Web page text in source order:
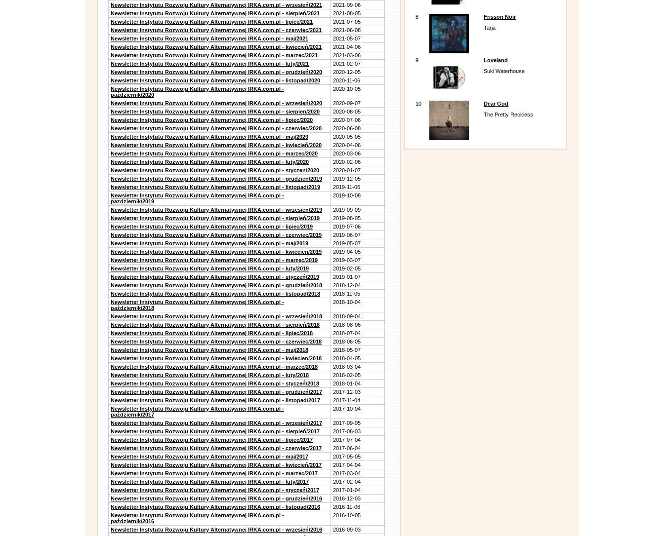
Newsletter Instytutu Rozwoju Kultury Alternatywnej IRKA.com.pl - wrzesień/2021
2021-09-06
Newsletter Instytutu Rozwoju Kultury Alternatywnej IRKA.com.pl - sierpień/2021
2021-08-05
Newsletter Instytutu Rozwoju Kultury Alternatywnej IRKA.com.pl - lipiec/2021
2021-07-05
Newsletter Instytutu Rozwoju Kultury Alternatywnej IRKA.com.pl - czerwiec/2021
2021-06-08
Newsletter Instytutu Rozwoju Kultury Alternatywnej IRKA.com.pl - maj/2021
2021-05-07
Newsletter Instytutu Rozwoju Kultury Alternatywnej IRKA.com.pl - kwiecień/2021
2021-04-06
Newsletter Instytutu Rozwoju Kultury Alternatywnej IRKA.com.pl - marzec/2021
2021-03-06
Newsletter Instytutu Rozwoju Kultury Alternatywnej IRKA.com.pl - luty/2021
2021-02-07
Newsletter Instytutu Rozwoju Kultury Alternatywnej IRKA.com.pl - grudzień/2020
2020-12-05
Newsletter Instytutu Rozwoju Kultury Alternatywnej IRKA.com.pl - listopad/2020
2020-11-06
Newsletter Instytutu Rozwoju Kultury Alternatywnej IRKA.com.pl -
październik/2020
2020-10-05
Newsletter Instytutu Rozwoju Kultury Alternatywnej IRKA.com.pl - wrzesień/2020
2020-09-07
Newsletter Instytutu Rozwoju Kultury Alternatywnej IRKA.com.pl - sierpien/2020
2020-08-05
Newsletter Instytutu Rozwoju Kultury Alternatywnej IRKA.com.pl - lipiec/2020
2020-07-06
Newsletter Instytutu Rozwoju Kultury Alternatywnej IRKA.com.pl - czerwiec/2020
2020-06-08
Newsletter Instytutu Rozwoju Kultury Alternatywnej IRKA.com.pl - maj/2020
2020-05-05
Newsletter Instytutu Rozwoju Kultury Alternatywnej IRKA.com.pl - kwiecień/2020
2020-04-06
Newsletter Instytutu Rozwoju Kultury Alternatywnej IRKA.com.pl - marzec/2020
2020-03-06
Newsletter Instytutu Rozwoju Kultury Alternatywnej IRKA.com.pl - luty/2020
2020-02-06
Newsletter Instytutu Rozwoju Kultury Alternatywnej IRKA.com.pl - styczen/2020
2020-01-07
Newsletter Instytutu Rozwoju Kultury Alternatywnej IRKA.com.pl - grudzien/2019
2019-12-05
Newsletter Instytutu Rozwoju Kultury Alternatywnej IRKA.com.pl - listopad/2019
2019-11-06
Newsletter Instytutu Rozwoju Kultury Alternatywnej IRKA.com.pl -
pazdziernik/2019
2019-10-08
Newsletter Instytutu Rozwoju Kultury Alternatywnej IRKA.com.pl - wrzesien/2019
2019-09-09
Newsletter Instytutu Rozwoju Kultury Alternatywnej IRKA.com.pl - sierpień/2019
2019-08-05
Newsletter Instytutu Rozwoju Kultury Alternatywnej IRKA.com.pl - lipiec/2019
2019-07-06
Newsletter Instytutu Rozwoju Kultury Alternatywnej IRKA.com.pl - czerwiec/2019
2019-06-07
Newsletter Instytutu Rozwoju Kultury Alternatywnej IRKA.com.pl - maj/2019
2019-05-07
Newsletter Instytutu Rozwoju Kultury Alternatywnej IRKA.com.pl - kwiecien/2019
2019-04-05
Newsletter Instytutu Rozwoju Kultury Alternatywnej IRKA.com.pl - marzec/2019
2019-03-07
Newsletter Instytutu Rozwoju Kultury Alternatywnej IRKA.com.pl - luty/2019
2019-02-05
Newsletter Instytutu Rozwoju Kultury Alternatywnej IRKA.com.pl - styczeń/2019
2019-01-07
Newsletter Instytutu Rozwoju Kultury Alternatywnej IRKA.com.pl - grudzień/2018
2018-12-04
Newsletter Instytutu Rozwoju Kultury Alternatywnej IRKA.com.pl - listopad/2018
2018-11-05
Newsletter Instytutu Rozwoju Kultury Alternatywnej IRKA.com.pl -
październik/2018
2018-10-04
Newsletter Instytutu Rozwoju Kultury Alternatywnej IRKA.com.pl - wrzesień/2018
2018-09-04
Newsletter Instytutu Rozwoju Kultury Alternatywnej IRKA.com.pl - sierpień/2018
2018-08-06
Newsletter Instytutu Rozwoju Kultury Alternatywnej IRKA.com.pl - lipiec/2018
2018-07-04
Newsletter Instytutu Rozwoju Kultury Alternatywnej IRKA.com.pl - czerwiec/2018
2018-06-05
Newsletter Instytutu Rozwoju Kultury Alternatywnej IRKA.com.pl - maj/2018
2018-05-07
Newsletter Instytutu Rozwoju Kultury Alternatywnej IRKA.com.pl - kwiecien/2018
2018-04-05
Newsletter Instytutu Rozwoju Kultury Alternatywnej IRKA.com.pl - marzec/2018
2018-03-04
Newsletter Instytutu Rozwoju Kultury Alternatywnej IRKA.com.pl - luty/2018
2018-02-05
Newsletter Instytutu Rozwoju Kultury Alternatywnej IRKA.com.pl - styczeń/2018
2018-01-04
Newsletter Instytutu Rozwoju Kultury Alternatywnej IRKA.com.pl - grudzień/2017
2017-12-03
Newsletter Instytutu Rozwoju Kultury Alternatywnej IRKA.com.pl - listopad/2017
2017-11-04
Newsletter Instytutu Rozwoju Kultury Alternatywnej IRKA.com.pl -
październik/2017
2017-10-04
Newsletter Instytutu Rozwoju Kultury Alternatywnej IRKA.com.pl - wrzesień/2017
2017-09-05
Newsletter Instytutu Rozwoju Kultury Alternatywnej IRKA.com.pl - sierpień/2017
2017-08-03
Newsletter Instytutu Rozwoju Kultury Alternatywnej IRKA.com.pl - lipiec/2017
2017-07-04
Newsletter Instytutu Rozwoju Kultury Alternatywnej IRKA.com.pl - czerwiec/2017
2017-06-04
Newsletter Instytutu Rozwoju Kultury Alternatywnej IRKA.com.pl - maj/2017
2017-05-05
Newsletter Instytutu Rozwoju Kultury Alternatywnej IRKA.com.pl - kwiecień/2017
2017-04-04
Newsletter Instytutu Rozwoju Kultury Alternatywnej IRKA.com.pl - marzec/2017
2017-03-04
Newsletter Instytutu Rozwoju Kultury Alternatywnej IRKA.com.pl - luty/2017
2017-02-04
Newsletter Instytutu Rozwoju Kultury Alternatywnej IRKA.com.pl - styczeń/2017
2017-01-04
Newsletter Instytutu Rozwoju Kultury Alternatywnej IRKA.com.pl - grudzień/2016
2016-12-03
Newsletter Instytutu Rozwoju Kultury Alternatywnej IRKA.com.pl - listopad/2016
2016-11-06
Newsletter Instytutu Rozwoju Kultury Alternatywnej IRKA.com.pl -
październik/2016
2016-10-05
Newsletter Instytutu Rozwoju Kultury Alternatywnej IRKA.com.pl - wrzesień/2016
2016-09-03
8
Frisson Noir
Tarja
9
Loveland
Suki Waterhouse
10
Dear God
The Pretty Reckless